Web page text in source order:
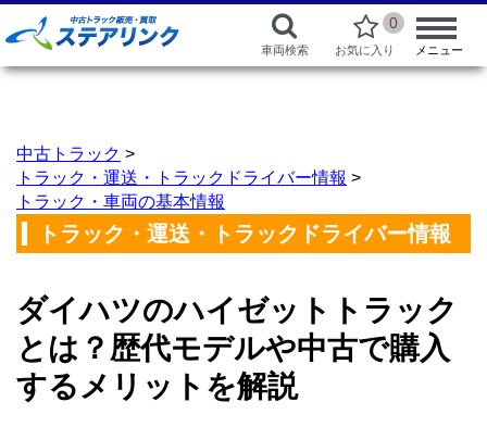
車両検索
0
お気に入り メニュー
中古トラック >
トラック・運送・トラックドライバー情報 >
トラック・車両の基本情報
トラック・運送・トラックドライバー情報
ダイハツのハイゼットトラック
とは？歴代モデルや中古で購入
するメリットを解説